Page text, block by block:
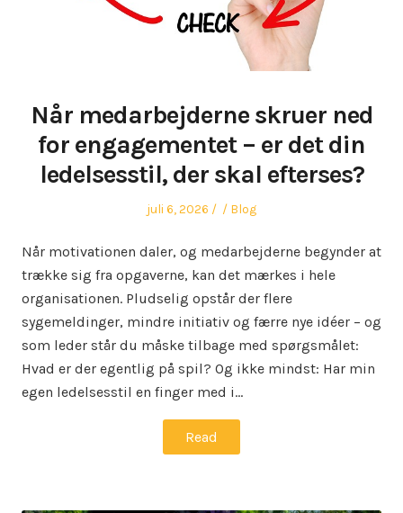
Når medarbejderne skruer ned
for engagementet – er det din
ledelsesstil, der skal efterses?
Posted
juli 6, 2026 Author
Posted
Blog
Når motivationen daler, og medarbejderne begynder at
trække sig fra opgaverne, kan det mærkes i hele
organisationen. Pludselig opstår der flere
sygemeldinger, mindre initiativ og færre nye idéer – og
som leder står du måske tilbage med spørgsmålet:
Hvad er der egentlig på spil? Og ikke mindst: Har min
egen ledelsesstil en finger med i…
Read